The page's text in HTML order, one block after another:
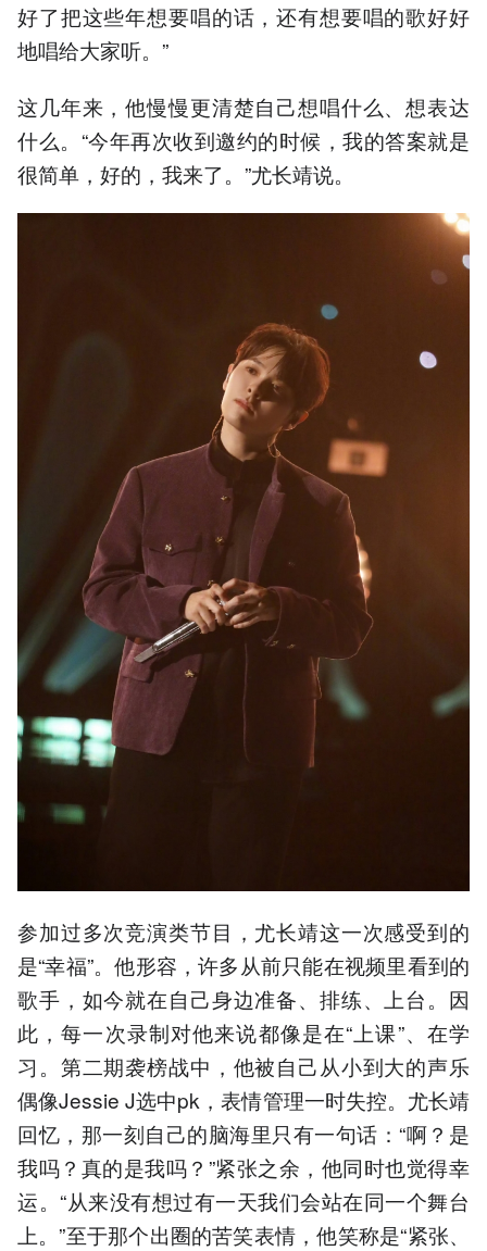
好了把这些年想要唱的话，还有想要唱的歌好好
地唱给大家听。”
这几年来，他慢慢更清楚自己想唱什么、想表达
什么。“今年再次收到邀约的时候，我的答案就是
很简单，好的，我来了。”尤长靖说。
参加过多次竞演类节目，尤长靖这一次感受到的
是“幸福”。他形容，许多从前只能在视频里看到的
歌手，如今就在自己身边准备、排练、上台。因
此，每一次录制对他来说都像是在“上课”、在学
习。第二期袭榜战中，他被自己从小到大的声乐
偶像Jessie J选中pk，表情管理一时失控。尤长靖
回忆，那一刻自己的脑海里只有一句话：“啊？是
我吗？真的是我吗？”紧张之余，他同时也觉得幸
运。“从来没有想过有一天我们会站在同一个舞台
上。”至于那个出圈的苦笑表情，他笑称是“紧张、